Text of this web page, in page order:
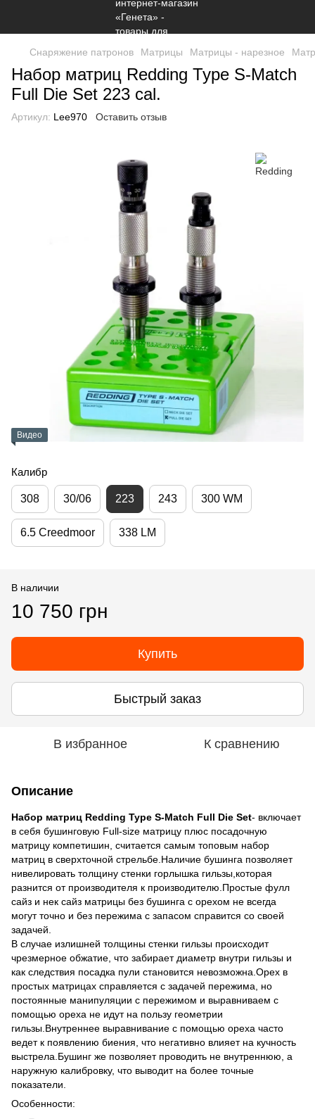
Снаряжение патронов Матрицы Матрицы - нарезное
Набор матриц Redding Type S-Match
Full Die Set 223 cal.
Артикул: Lee970 Оставить отзыв
Видео
Калибр
308 30/06 223 243 300 WM
6.5 Creedmoor 338 LM
В наличии
10 750 грн
Купить
Быстрый заказ
В избранное К сравнению
Описание
Набор матриц Redding Type S-Match Full Die Set- включает
в себя бушинговую Full-size матрицу плюс посадочную
матрицу компетишин, считается самым топовым набор
матриц в сверхточной стрельбе.Наличие бушинга позволяет
нивелировать толщину стенки горлышка гильзы,которая
разнится от производителя к производителю.Простые фулл
сайз и нек сайз матрицы без бушинга с орехом не всегда
могут точно и без пережима с запасом справится со своей
задачей.
В случае излишней толщины стенки гильзы происходит
чрезмерное обжатие, что забирает диаметр внутри гильзы и
как следствия посадка пули становится невозможна.Орех в
простых матрицах справляется с задачей пережима, но
постоянные манипуляции с пережимом и выравниваем с
помощью ореха не идут на пользу геометрии
гильзы.Внутреннее выравнивание с помощью ореха часто
ведет к появлению биения, что негативно влияет на кучность
выстрела.Бушинг же позволяет проводить не внутреннюю, а
наружную калибровку, что выводит на более точные
показатели.
Особенности: